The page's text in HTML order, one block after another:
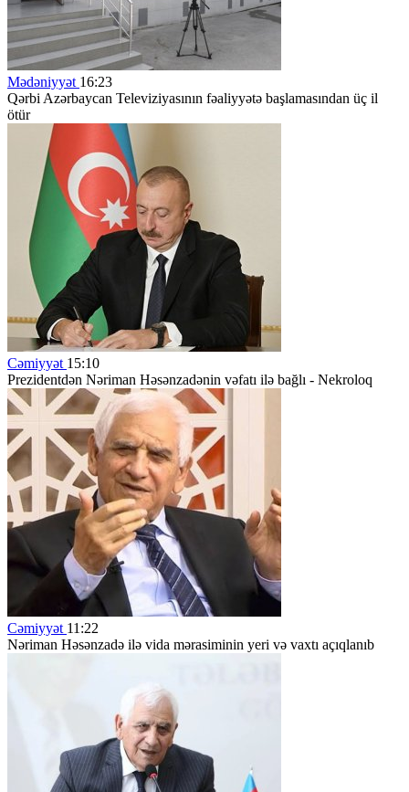
Mədəniyyət 16:23
Qərbi Azərbaycan Televiziyasının fəaliyyətə başlamasından üç il
ötür
Cəmiyyət 15:10
Prezidentdən Nəriman Həsənzadənin vəfatı ilə bağlı - Nekroloq
Cəmiyyət 11:22
Nəriman Həsənzadə ilə vida mərasiminin yeri və vaxtı açıqlanıb